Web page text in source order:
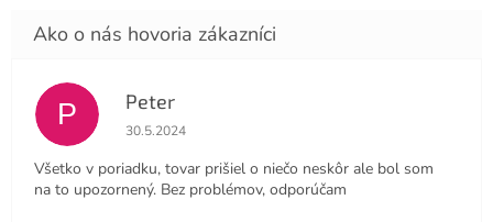
P Peter
Hodnotenie obchodu je 4 z 5 hviezdičiek.
30.5.2024
Všetko v poriadku, tovar prišiel o niečo neskôr ale bol som
na to upozornený. Bez problémov, odporúčam